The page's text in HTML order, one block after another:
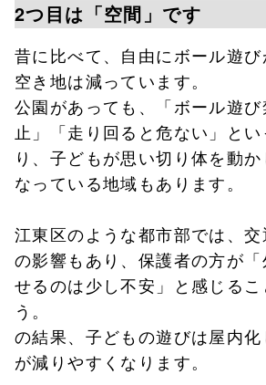
2つ目は「空間」です
昔に比べて、自由にボール遊
空き地は減っています。
公園があっても、「ボール遊
止」「走り回ると危ない」と
り、子どもが思い切り体を動
なっている地域もあります。
江東区のような都市部では、
の影響もあり、保護者の方が
せるのは少し不安」と感じるこ
う。
の結果、子どもの遊びは屋内
が減りやすくなります。